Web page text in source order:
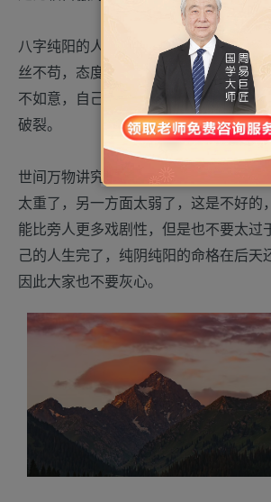
八字纯阳的人在工作中会有很大的成就
丝不苟，态度十分的认真，但是这样的
不如意，自己的心情刚烈反而在感情中
破裂。
世间万物讲究一个平衡，纯阴纯阳就失
太重了，另一方面太弱了，这是不好的
能比旁人更多戏剧性，但是也不要太过
己的人生完了，纯阴纯阳的命格在后天
因此大家也不要灰心。